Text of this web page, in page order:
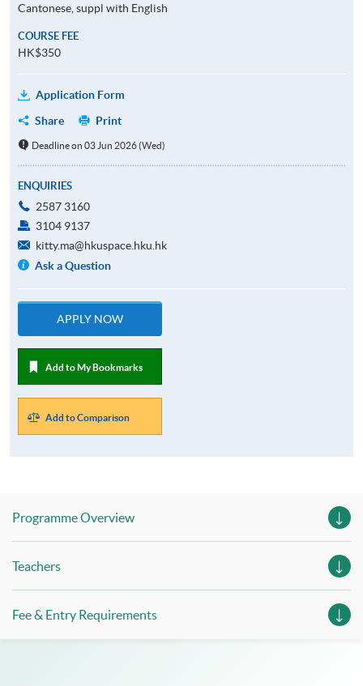
Cantonese, suppl with English
COURSE FEE
HK$350
Application Form
Share
Print
Deadline on 03 Jun 2026 (Wed)
ENQUIRIES
2587 3160
3104 9137
kitty.ma@hkuspace.hku.hk
Ask a Question
APPLY NOW
Add to My Bookmarks
Add to Comparison
Programme Overview
Teachers
Fee & Entry Requirements